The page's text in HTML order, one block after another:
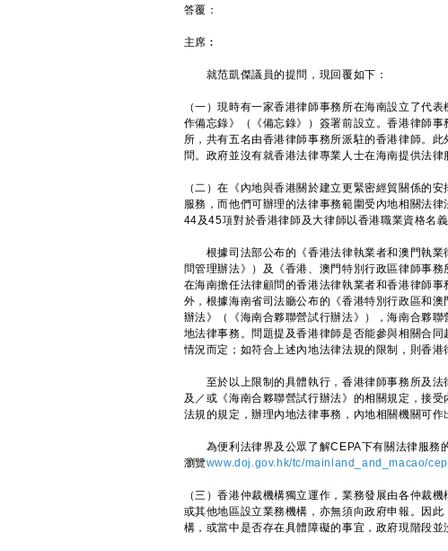
答覆：
主席︰
就范凱傑議員的提問，現回覆如下：
（一）現時有一家香港律師事務所在海南設立了代
作備忘錄》（《備忘錄》）簽署前設立。香港律師
所，共有五名由香港律師事務所派駐的香港律師。
問。政府並沒有就香港法律專業人士在海南提供法律
（二）在《內地與香港關於建立更緊密經貿關係的
服務，而他們可辦理的法律事務範圍受內地相關法
44及45項對於香港律師及大律師以香港職業資格名
根據司法部公布的《香港法律執業者和澳門執業
問管理辦法》）及《香港、澳門特別行政區律師事
在海南擔任法律顧問的香港法律執業者和香港律師
外，根據海南省司法廳公布的《香港特別行政區和
辦法》（《海南合夥聯營試行辦法》），海南合夥
地法律事務。問題提及香港律師是否能參與相關合
情況而定；如符合上述內地法律法規的限制，則香
至於以上限制的具體執行，香港律師事務所及法
及／或《海南合夥聯營試行辦法》的相關規定，接
法規的規定，辦理內地法律事務，內地相關機關可作
為便利法律界及公眾了解CEPA下有關法律服務
瀏覽www.doj.gov.hk/tc/mainland_and_macao/
（三）香港仲裁機構獨立運作，業務發展由各仲裁
或其他地區設立業務機構，亦無須向政府申報。因
構，或當中是否存在具體障礙的事宜，政府現階段並